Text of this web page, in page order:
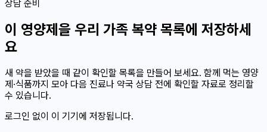
상담 준비
이 영양제 을 우리 가족 복약 목록에 저장하세
요
새 약을 받았을 때 같이 확인할 목록을 만들어 보세요. 함께 먹는 영양
제·식품까지 모아 다음 진료나 약국 상담 전에 확인할 자료로 정리할
수 있습니다.
로그인 없이 이 기기에 저장됩니다.